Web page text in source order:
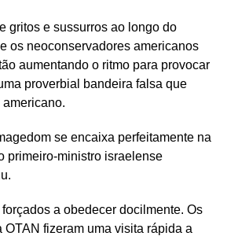
gritos e sussurros ao longo do
os neoconservadores americanos
aumentando o ritmo para provocar
proverbial bandeira falsa que
americano.
se encaixa perfeitamente na
primeiro-ministro israelense
a obedecer docilmente. Os
OTAN fizeram uma visita rápida a